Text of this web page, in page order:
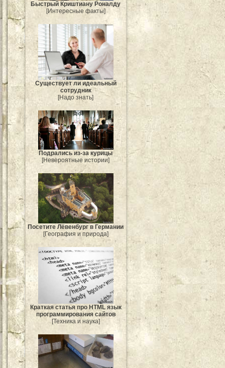
Быстрый Криштиану Роналду
[Интересные факты]
Существует ли идеальный
сотрудник
[Надо знать]
Подрались из-за курицы
[Невероятные истории]
Посетите Лёвенбург в Германии
[География и природа]
Краткая статья про HTML язык
программирования сайтов
[Техника и наука]